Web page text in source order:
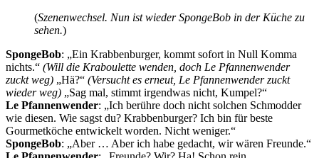
(Szenenwechsel. Nun ist wieder SpongeBob in der Küche zu
sehen.)
SpongeBob: „Ein Krabbenburger, kommt sofort in Null Komma
nichts.“ (Will die Kraboulette wenden, doch Le Pfannenwender
zuckt weg) „Hä?“ (Versucht es erneut, Le Pfannenwender zuckt
wieder weg) „Sag mal, stimmt irgendwas nicht, Kumpel?“
Le Pfannenwender: „Ich berühre doch nicht solchen Schmodder
wie diesen. Wie sagst du? Krabbenburger? Ich bin für beste
Gourmetköche entwickelt worden. Nicht weniger.“
SpongeBob: „Aber … Aber ich habe gedacht, wir wären Freunde.“